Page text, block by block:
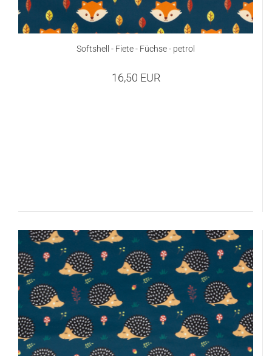
Softshell - Fiete - Füchse - petrol
16,50 EUR